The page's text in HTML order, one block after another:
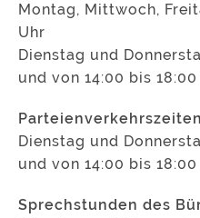
Montag, Mittwoch,
Uhr
Dienstag und
und von 14:00 bis
Dienstag und
und von 14:00 bis
Sprechstunden des